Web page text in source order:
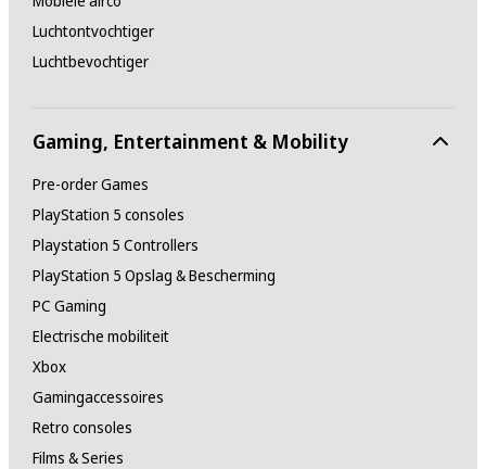
Luchtontvochtiger
Luchtbevochtiger
Gaming, Entertainment & Mobility
Pre-order Games
PlayStation 5 consoles
Playstation 5 Controllers
PlayStation 5 Opslag & Bescherming
PC Gaming
Electrische mobiliteit
Xbox
Gamingaccessoires
Retro consoles
Films & Series